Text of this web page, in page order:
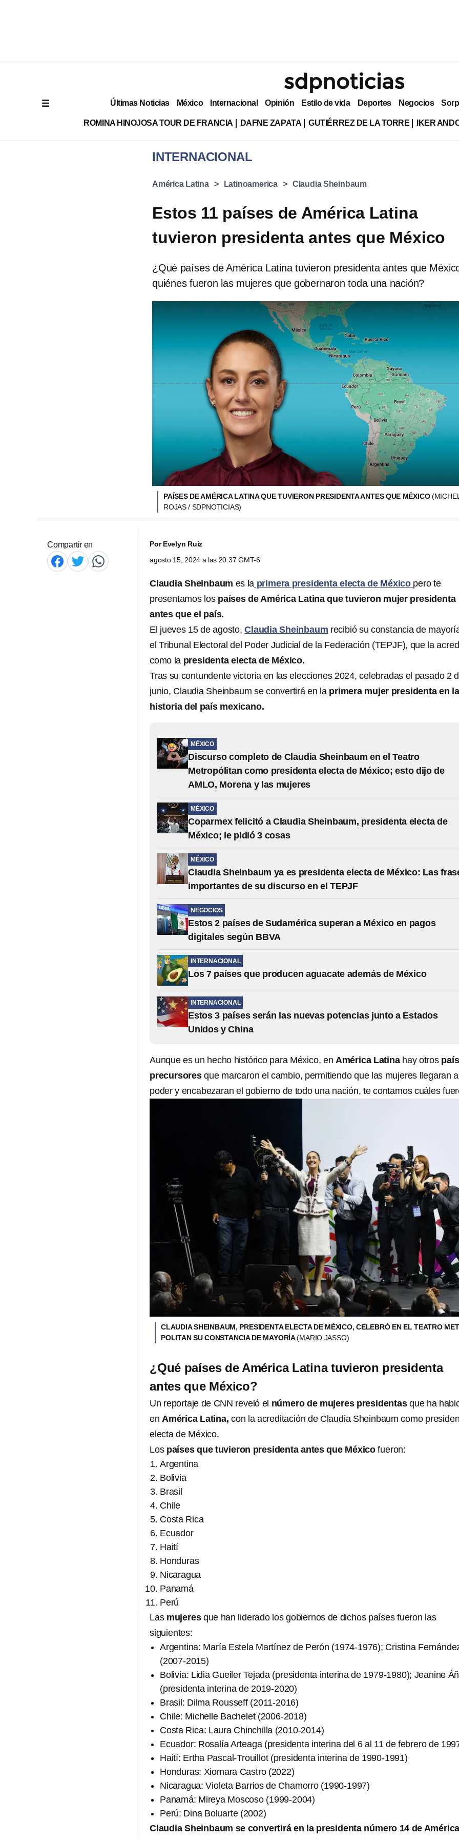
Últimas Noticias México Internacional Opinión Estilo de vida Deportes Negocios
ROMINA HINOJOSA TOUR DE FRANCIA DAFNE ZAPATA GUTIÉRREZ DE LA TORRE IKER
INTERNACIONAL
América Latina Latinoamerica Claudia Sheinbaum
Estos 11 países de América Latina
tuvieron presidenta antes que México
¿Qué países de América Latina tuvieron presidenta antes que
quiénes fueron las mujeres que gobernaron toda una nación?
PAÍSES DE AMÉRICA LATINA QUE TUVIERON PRESIDENTA ANTES QUE MÉXICO
ROJAS / SDPNOTICIAS)
Compartir en PorEvelyn Ruiz
agosto 15, 2024 a las 20:37 GMT-6
Claudia Sheinbaum es la primera presidenta electa de México pero te
presentamos los países de América Latina que tuvieron mujer presidenta
antes que el país.
El jueves 15 de agosto,Claudia Sheinbaum recibió su constancia de
el Tribunal Electoral del Poder Judicial de la Federación (TEPJF), que la
como la presidenta electa de México.
Tras su contundente victoria en las elecciones 2024, celebradas el pasado 2
junio, Claudia Sheinbaum se convertirá en la primera mujer presidenta en la
historia del país mexicano.
MÉXICO
Discurso completo de Claudia Sheinbaum en el Teatro
Metropólitan como presidenta electa de México; esto dijo de
AMLO, Morena y las mujeres
MÉXICO
Coparmex felicitó a Claudia Sheinbaum, presidenta electa de
México; le pidió 3 cosas
MÉXICO
Claudia Sheinbaum ya es presidenta electa de México: Las
importantes de su discurso en el TEPJF
NEGOCIOS
Estos 2 países de Sudamérica superan a México en pagos
digitales según BBVA
INTERNACIONAL
Los 7 países que producen aguacate además de México
INTERNACIONAL
Estos 3 países serán las nuevas potencias junto a Estados
Unidos y China
Aunque es un hecho histórico para México, en América Latinahay otros
precursoresque marcaron el cambio, permitiendo que las mujeres llegaran
poder y encabezaran el gobierno de todo una nación, te contamos cuáles
CLAUDIA SHEINBAUM, PRESIDENTA ELECTA DE MÉXICO, CELEBRÓ EN EL TEATRO
POLITAN SU CONSTANCIA DE MAYORÍA(MARIO JASSO)
¿Qué países de América Latina tuvieron presidenta
antes que México?
Un reportaje de CNN reveló el número de mujeres presidentasque ha
en América Latina, con la acreditación de Claudia Sheinbaum como
electa de México.
Lospaíses que tuvieron presidenta antes que México fueron:
Argentina
Bolivia
Brasil
Chile
Costa Rica
Ecuador
Haití
Honduras
Nicaragua
Panamá
Perú
Lasmujeres que han liderado los gobiernos de dichos países fueron las
siguientes:
Argentina: María Estela Martínez de Perón (1974-1976); Cristina
(2007-2015)
Bolivia: Lidia Gueiler Tejada (presidenta interina de 1979-1980); Jeanine
(presidenta interina de 2019-2020)
Brasil: Dilma Rousseff (2011-2016)
Chile: Michelle Bachelet (2006-2018)
Costa Rica: Laura Chinchilla (2010-2014)
Ecuador: Rosalía Arteaga (presidenta interina del 6 al 11 de febrero de
Haití: Ertha Pascal-Trouillot (presidenta interina de 1990-1991)
Honduras: Xiomara Castro (2022)
Nicaragua: Violeta Barrios de Chamorro (1990-1997)
Panamá: Mireya Moscoso (1999-2004)
Perú: Dina Boluarte (2002)
Claudia Sheinbaum se convertirá en la presidenta número 14 de